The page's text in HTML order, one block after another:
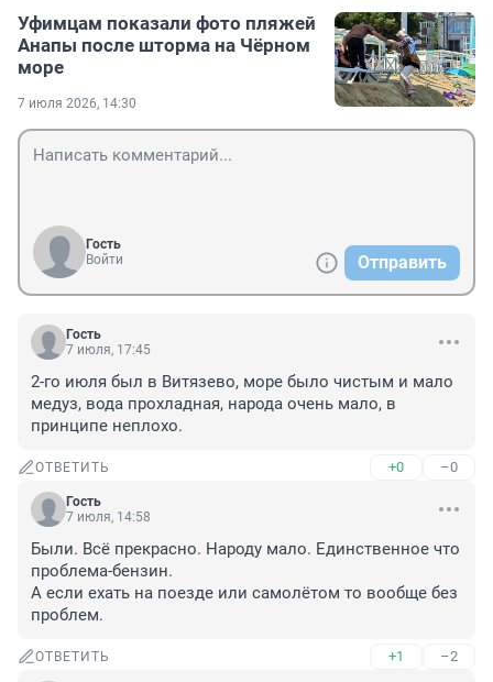
Уфимцам показали фото пляжей
Анапы после шторма на Чёрном
море
7 июля 2026, 14:30
Гость
Войти
Отправить
Гость
7 июля, 17:45
2-го июля был в Витязево, море было чистым и мало
медуз, вода прохладная, народа очень мало, в
принципе неплохо.
ОТВЕТИТЬ +0 –0
Гость
7 июля, 14:58
Были. Всё прекрасно. Народу мало. Единственное что
проблема-бензин.
А если ехать на поезде или самолётом то вообще без
проблем.
ОТВЕТИТЬ +1 –2